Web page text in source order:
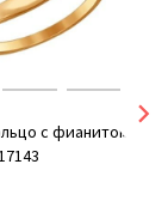
с фианитом